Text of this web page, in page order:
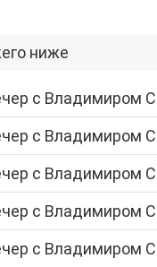
ниже
с Владимиром
с Владимиром
с Владимиром
с Владимиром
с Владимиром